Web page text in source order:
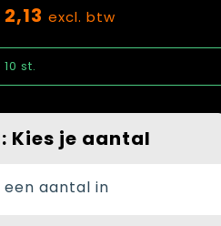
excl. btw
10 st.
Kies je aantal
een aantal in